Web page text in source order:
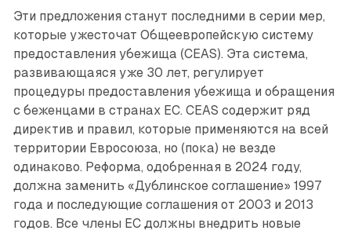
Эти предложения станут последними в серии мер,
которые ужесточат Общеевропейскую систему
предоставления убежища (CEAS). Эта система,
развивающаяся уже 30 лет, регулирует
процедуры предоставления убежища и обращения
с беженцами в странах ЕС. CEAS содержит ряд
директив и правил, которые применяются на всей
территории Евросоюза, но (пока) не везде
одинаково. Реформа, одобренная в 2024 году,
должна заменить «Дублинское соглашение» 1997
года и последующие соглашения от 2003 и 2013
годов. Все члены ЕС должны внедрить новые